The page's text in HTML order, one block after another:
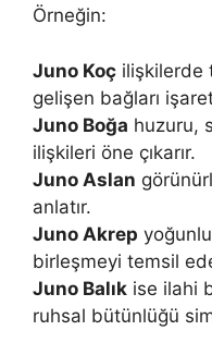
Örneğin:
Juno Koç ilişkilerde
gelişen bağları
Juno Boğa huzuru,
ilişkileri öne çıkarır.
Juno Aslan
anlatır.
Juno Akrep
birleşmeyi temsil
Juno Balık ise ilahi
ruhsal bütünlüğü